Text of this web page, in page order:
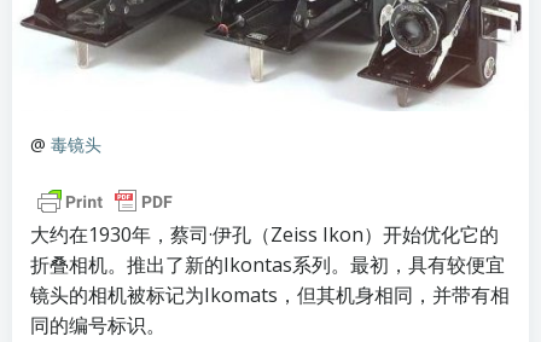
@ 毒镜头
大约在1930年，蔡司·伊孔（Zeiss Ikon）开始优化它的
折叠相机。推出了新的Ikontas系列。最初，具有较便宜
镜头的相机被标记为Ikomats，但其机身相同，并带有相
同的编号标识。